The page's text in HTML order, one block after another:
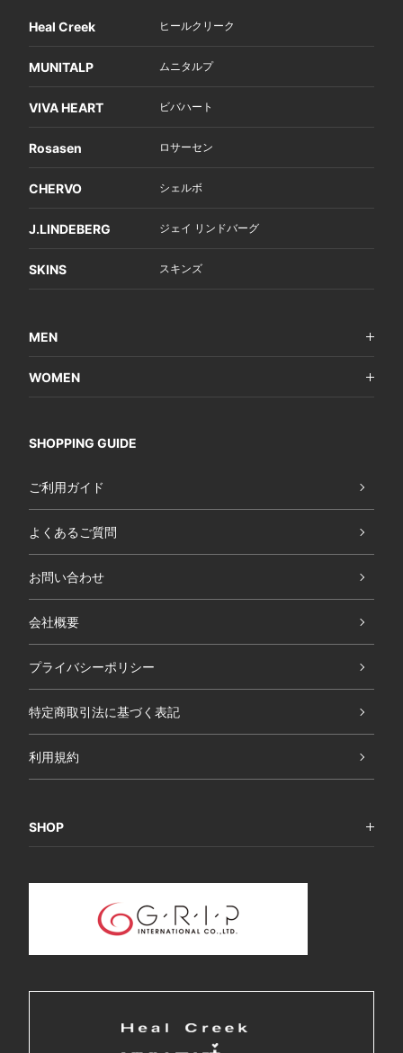
Heal Creek ヒールクリーク
MUNITALP ムニタルプ
VIVA HEART ビバハート
Rosasen ロサーセン
CHERVO シェルボ
J.LINDEBERG ジェイ リンドバーグ
SKINS スキンズ
MEN
WOMEN
SHOPPING GUIDE
ご利用ガイド
よくあるご質問
お問い合わせ
会社概要
プライバシーポリシー
特定商取引法に基づく表記
利用規約
SHOP